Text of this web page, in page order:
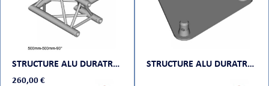
STRUCTURE ALU DURATRUSS DT 33-C21-L90
260,00 €
STRUCTURE ALU DURATRUSS DT 33-BPM